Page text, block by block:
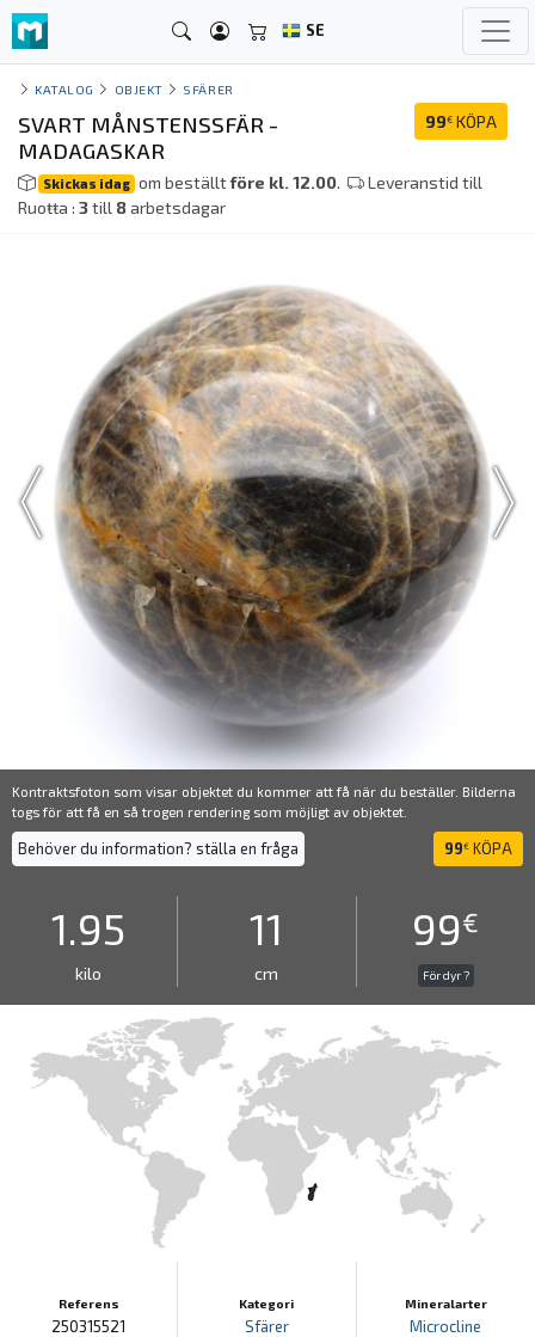
SE
KATALOG OBJEKT SFÄRER
99€ KÖPA
SVART MÅNSTENSSFÄR -
MADAGASKAR
Skickas idag om beställtföre kl. 12.00.
Leveranstid till
Ruoŧŧa : 3till 8arbetsdagar
Kontraktsfoton som visar objektet du kommer att få när du beställer. Bilderna
togs för att få en så trogen rendering som möjligt av objektet.
Behöver du information? ställa en fråga 99€ KÖPA
1.95
kilo
11
cm
99€
För dyr ?
Referens
250315521
Kategori
Sfärer
Mineralarter
Microcline